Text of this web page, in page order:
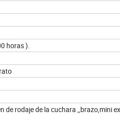
horas ).
de rodaje de la cuchara ,,brazo,mini